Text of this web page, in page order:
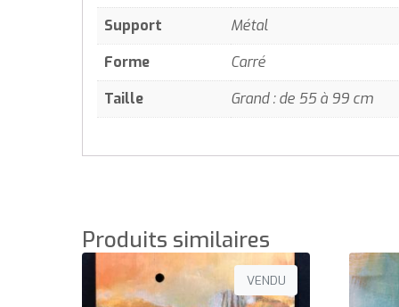
Support
Métal
Forme
Carré
Taille
Grand : de 55 à 99 cm
Produits similaires
VENDU